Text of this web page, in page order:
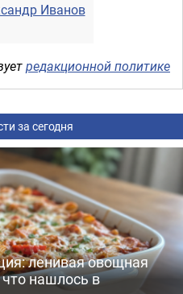
Иванов
редакционной политике
за сегодня
ленивая овощная
нашлось в